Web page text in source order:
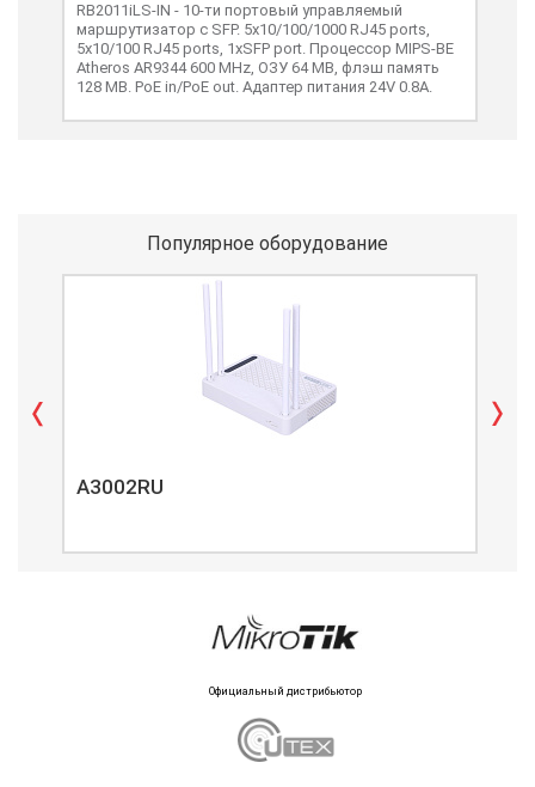
RB2011iLS-IN - 10-ти портовый управляемый
маршрутизатор с SFP. 5х10/100/1000 RJ45 ports,
5х10/100 RJ45 ports, 1xSFP port. Процессор MIPS-BE
Atheros AR9344 600 MHz, ОЗУ 64 MB, флэш память
128 MB. PoE in/PoE out. Адаптер питания 24V 0.8A.
Популярное оборудование
A3002RU
Официальный дистрибьютор